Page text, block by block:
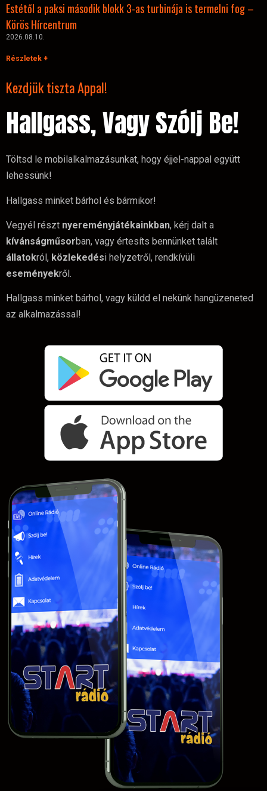
Estétől a paksi második blokk 3-as turbinája is termelni fog –
Körös Hírcentrum
2026.08.10.
Részletek +
Kezdjük tiszta Appal!
Hallgass, Vagy Szólj Be!
Töltsd le mobilalkalmazásunkat, hogy éjjel-nappal együtt
lehessünk!
Hallgass minket bárhol és bármikor!
Vegyél részt nyereményjátékainkban, kérj dalt a
kívánságműsorban, vagy értesíts bennünket talált
állatokról, közlekedési helyzetről, rendkívüli
eseményekről.
Hallgass minket bárhol, vagy küldd el nekünk hangüzeneted
az alkalmazással!